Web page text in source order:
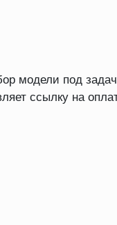
модели под
ссылку на